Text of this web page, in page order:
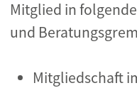
Mitglied in
und
Mitgliedschaft